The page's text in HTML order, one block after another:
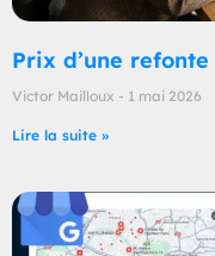
Prix d’une
Victor Mailloux 1 mai 2026
Lire la suite »